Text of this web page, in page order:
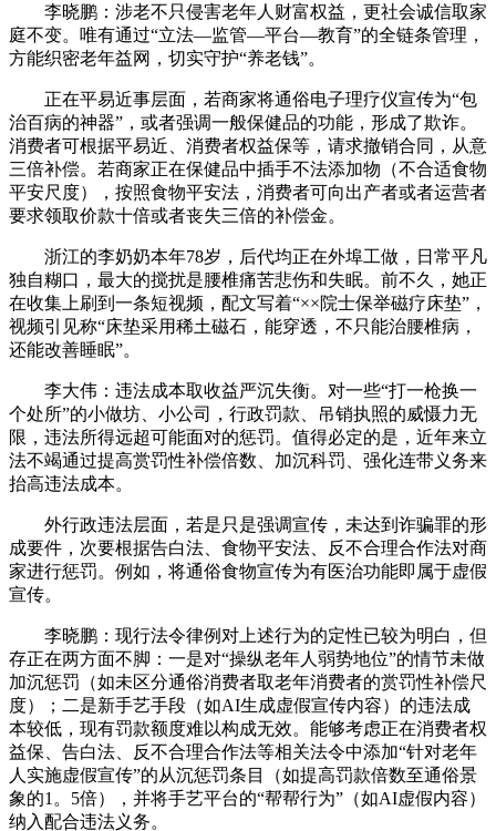
李晓鹏：涉老不只侵害老年人财富权益，更社会诚信取家
庭不变。唯有通过“立法—监管—平台—教育”的全链条管理，
方能织密老年益网，切实守护“养老钱”。
正在平易近事层面，若商家将通俗电子理疗仪宣传为“包
治百病的神器”，或者强调一般保健品的功能，形成了欺诈。
消费者可根据平易近、消费者权益保等，请求撤销合同，从意
三倍补偿。若商家正在保健品中插手不法添加物（不合适食物
平安尺度），按照食物平安法，消费者可向出产者或者运营者
要求领取价款十倍或者丧失三倍的补偿金。
浙江的李奶奶本年78岁，后代均正在外埠工做，日常平凡
独自糊口，最大的搅扰是腰椎痛苦悲伤和失眠。前不久，她正
在收集上刷到一条短视频，配文写着“××院士保举磁疗床垫”，
视频引见称“床垫采用稀土磁石，能穿透，不只能治腰椎病，
还能改善睡眠”。
李大伟：违法成本取收益严沉失衡。对一些“打一枪换一
个处所”的小做坊、小公司，行政罚款、吊销执照的威慑力无
限，违法所得远超可能面对的惩罚。值得必定的是，近年来立
法不竭通过提高赏罚性补偿倍数、加沉科罚、强化连带义务来
抬高违法成本。
外行政违法层面，若是只是强调宣传，未达到诈骗罪的形
成要件，次要根据告白法、食物平安法、反不合理合作法对商
家进行惩罚。例如，将通俗食物宣传为有医治功能即属于虚假
宣传。
李晓鹏：现行法令律例对上述行为的定性已较为明白，但
存正在两方面不脚：一是对“操纵老年人弱势地位”的情节未做
加沉惩罚（如未区分通俗消费者取老年消费者的赏罚性补偿尺
度）；二是新手艺手段（如AI生成虚假宣传内容）的违法成
本较低，现有罚款额度难以构成无效。能够考虑正在消费者权
益保、告白法、反不合理合作法等相关法令中添加“针对老年
人实施虚假宣传”的从沉惩罚条目（如提高罚款倍数至通俗景
象的1。5倍），并将手艺平台的“帮帮行为”（如AI虚假内容）
纳入配合违法义务。